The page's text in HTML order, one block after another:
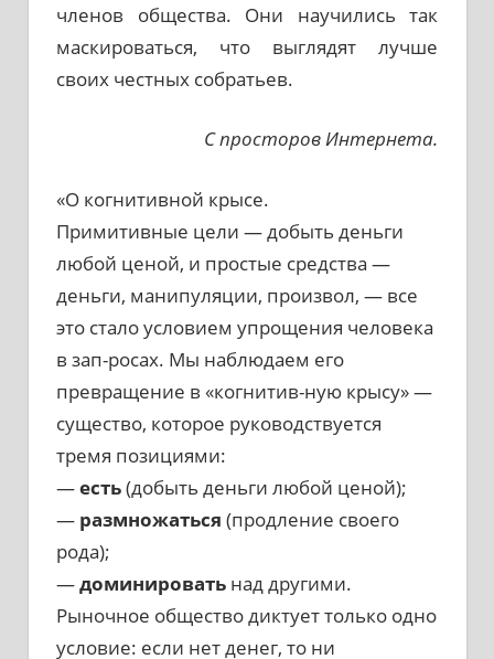
членов общества. Они научились так
маскироваться, что выглядят лучше
своих честных собратьев.
С просторов Интернета.
«О когнитивной крысе.
Примитивные цели — добыть деньги
любой ценой, и простые средства —
деньги, манипуляции, произвол, — все
это стало условием упрощения человека
в зап-росах. Мы наблюдаем его
превращение в «когнитив-ную крысу» —
существо, которое руководствуется
тремя позициями:
—есть(добыть деньги любой ценой);
— размножаться (продление своего
рода);
—доминировать над другими.
Рыночное общество диктует только одно
условие: если нет денег, то ни